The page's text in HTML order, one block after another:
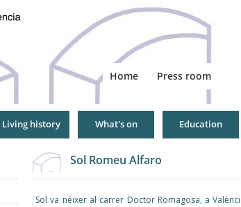
Home Press room
Living history What's on Education
Sol Romeu Alfaro
Sol va néixer al carrer Doctor Romagosa, a